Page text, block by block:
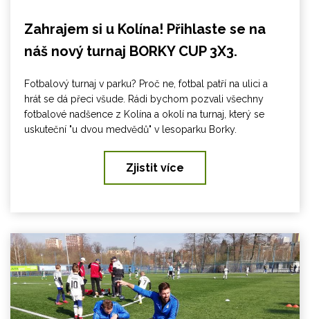
Zahrajem si u Kolína! Přihlaste se na
náš nový turnaj BORKY CUP 3X3.
Fotbalový turnaj v parku? Proč ne, fotbal patří na ulici a
hrát se dá přeci všude. Rádi bychom pozvali všechny
fotbalové nadšence z Kolína a okolí na turnaj, který se
uskuteční "u dvou medvědů" v lesoparku Borky.
Zjistit více